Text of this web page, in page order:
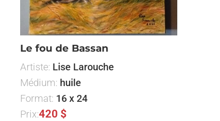
Le fou de Bassan
Artiste: Lise Larouche
Médium: huile
Format: 16 x 24
Prix:420 $